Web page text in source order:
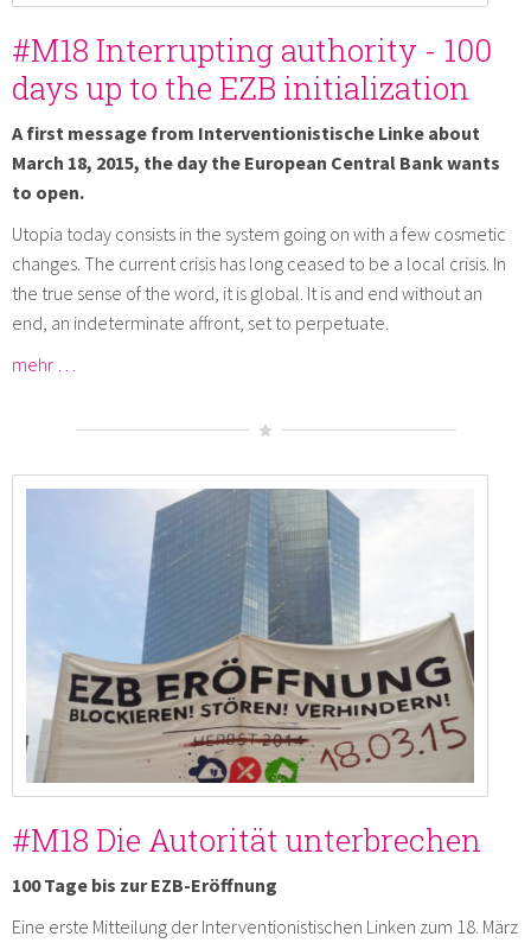
#M18 Interrupting authority - 100
days up to the EZB initialization
A first message from Interventionistische Linke about
March 18, 2015, the day the European Central Bank wants
to open.
Utopia today consists in the system going on with a few cosmetic
changes. The current crisis has long ceased to be a local crisis. In
the true sense of the word, it is global. It is and end without an
end, an indeterminate affront, set to perpetuate.
mehr …
#M18 Die Autorität unterbrechen
100 Tage bis zur EZB-Eröffnung
Eine erste Mitteilung der Interventionistischen Linken zum 18. März